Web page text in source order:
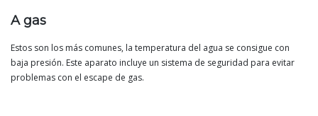
A gas
Estos son los más comunes, la temperatura del agua se consigue con
baja presión. Este aparato incluye un sistema de seguridad para evitar
problemas con el escape de gas.